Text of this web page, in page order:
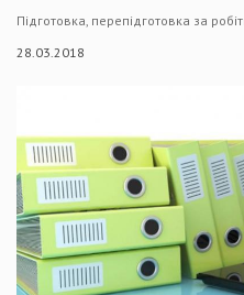
Підготовка, перепідготовка за
28.03.2018